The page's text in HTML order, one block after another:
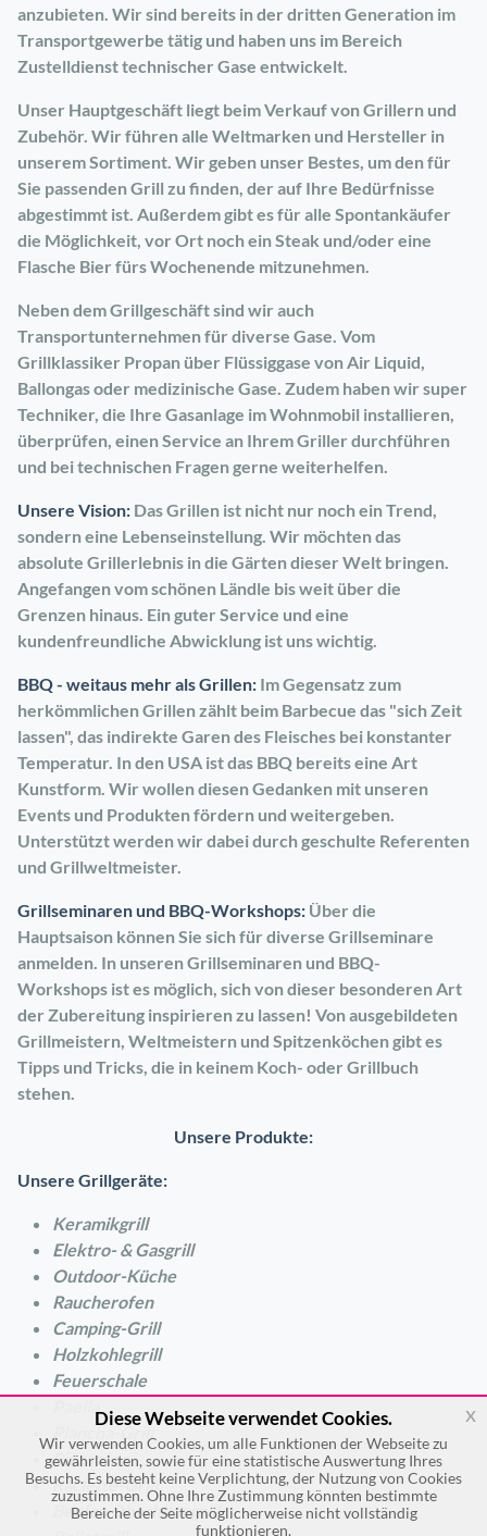
anzubieten. Wir sind bereits in der dritten Generation im
Transportgewerbe tätig und haben uns im Bereich
Zustelldienst technischer Gase entwickelt.
Unser Hauptgeschäft liegt beim Verkauf von Grillern und
Zubehör. Wir führen alle Weltmarken und Hersteller in
unserem Sortiment. Wir geben unser Bestes, um den für
Sie passenden Grill zu finden, der auf Ihre Bedürfnisse
abgestimmt ist. Außerdem gibt es für alle Spontankäufer
die Möglichkeit, vor Ort noch ein Steak und/oder eine
Flasche Bier fürs Wochenende mitzunehmen.
Neben dem Grillgeschäft sind wir auch
Transportunternehmen für diverse Gase. Vom
Grillklassiker Propan über Flüssiggase von Air Liquid,
Ballongas oder medizinische Gase. Zudem haben wir super
Techniker, die Ihre Gasanlage im Wohnmobil installieren,
überprüfen, einen Service an Ihrem Griller durchführen
und bei technischen Fragen gerne weiterhelfen.
Unsere Vision: Das Grillen ist nicht nur noch ein Trend,
sondern eine Lebenseinstellung. Wir möchten das
absolute Grillerlebnis in die Gärten dieser Welt bringen.
Angefangen vom schönen Ländle bis weit über die
Grenzen hinaus. Ein guter Service und eine
kundenfreundliche Abwicklung ist uns wichtig.
BBQ - weitaus mehr als Grillen: Im Gegensatz zum
herkömmlichen Grillen zählt beim Barbecue das "sich Zeit
lassen", das indirekte Garen des Fleisches bei konstanter
Temperatur. In den USA ist das BBQ bereits eine Art
Kunstform. Wir wollen diesen Gedanken mit unseren
Events und Produkten fördern und weitergeben.
Unterstützt werden wir dabei durch geschulte Referenten
und Grillweltmeister.
Grillseminaren und BBQ-Workshops: Über die
Hauptsaison können Sie sich für diverse Grillseminare
anmelden. In unseren Grillseminaren und BBQ-
Workshops ist es möglich, sich von dieser besonderen Art
der Zubereitung inspirieren zu lassen! Von ausgebildeten
Grillmeistern, Weltmeistern und Spitzenköchen gibt es
Tipps und Tricks, die in keinem Koch- oder Grillbuch
stehen.
Unsere Produkte:
Unsere Grillgeräte:
Keramikgrill
Elektro- & Gasgrill
Outdoor-Küche
Raucherofen
Camping-Grill
Holzkohlegrill
Feuerschale
Plancha-Grill
Pizzaofen
Raclette-Grill
Beefer Oberhitzegrill
Diese Webseite verwendet Cookies.
Wir verwenden Cookies, um alle Funktionen der Webseite zu
gewährleisten, sowie für eine statistische Auswertung Ihres
Besuchs. Es besteht keine Verplichtung, der Nutzung von Cookies
zuzustimmen. Ohne Ihre Zustimmung könnten bestimmte
Bereiche der Seite möglicherweise nicht vollständig
funktionieren.
x